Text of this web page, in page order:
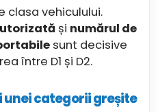
clasa vehiculului.
și numărul de
sunt decisive
între D1 și D2.
unei categorii greșite